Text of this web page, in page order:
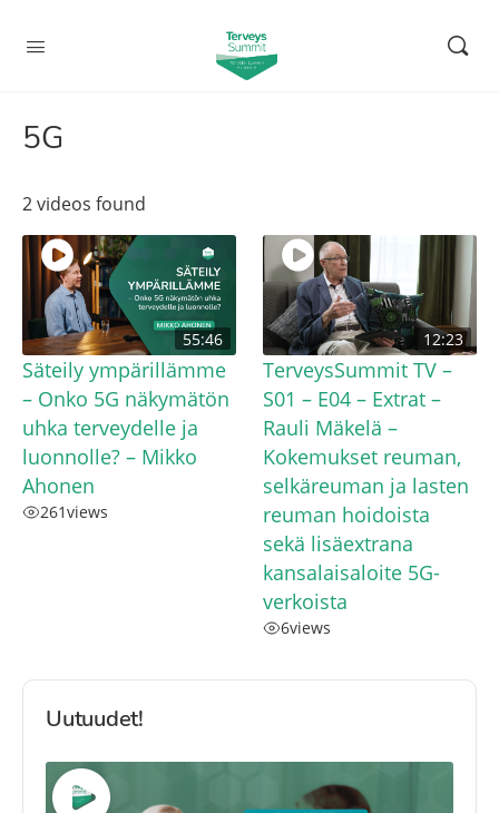
5G
2 videos found
55:46
Säteily ympärillämme
– Onko 5G näkymätön
uhka terveydelle ja
luonnolle? – Mikko
Ahonen
261views
12:23
TerveysSummit TV –
S01 – E04 – Extrat –
Rauli Mäkelä –
Kokemukset reuman,
selkäreuman ja lasten
reuman hoidoista
sekä lisäextrana
kansalaisaloite 5G-
verkoista
6views
Uutuudet!